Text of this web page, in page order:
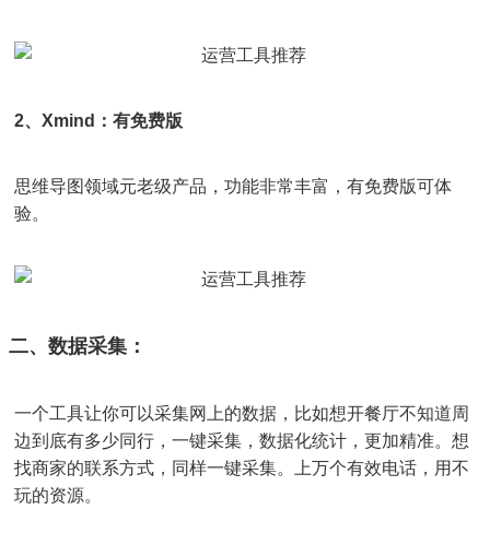
2、Xmind：有免费版
思维导图领域元老级产品，功能非常丰富，有免费版可体
验。
二、数据采集：
一个工具让你可以采集网上的数据，比如想开餐厅不知道周
边到底有多少同行，一键采集，数据化统计，更加精准。想
找商家的联系方式，同样一键采集。上万个有效电话，用不
玩的资源。